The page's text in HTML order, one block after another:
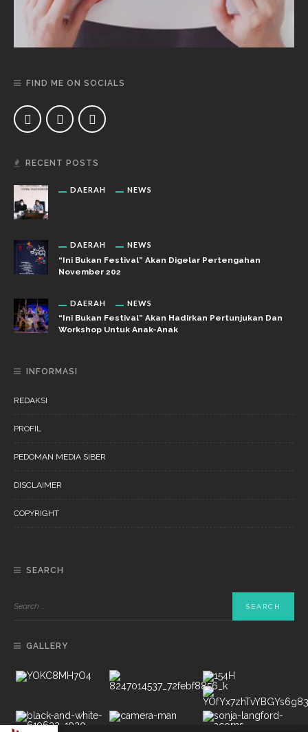
FIND ME ON SOCIALS
RECENT POSTS
DAERAH NEWS
DAERAH NEWS
“Ini Bukan Festival” Akan Digelar Pertengahan
November 202
DAERAH NEWS
“Ini Bukan Festival” Akan Hadirkan Pertunjukan Dan
Workshop Untuk Anak-Anak
INFORMASI
REDAKSI
PROFIL
PEDOMAN MEDIA SIBER
DISCLAIMER
COPYRIGHT
SEARCH
GALLERY